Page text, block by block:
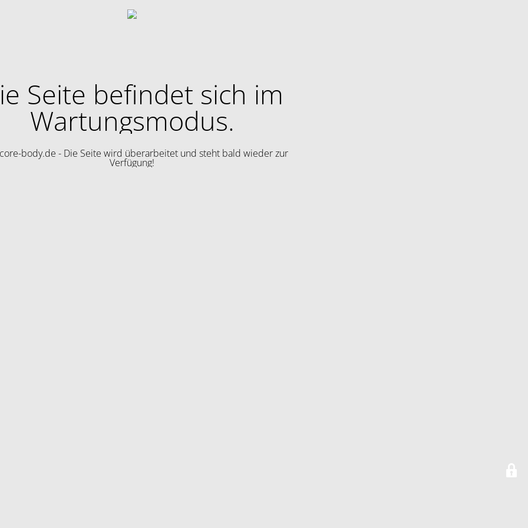
Seite befindet sich im
Wartungsmodus.
body.de - Die Seite wird überarbeitet und steht bald wieder zur
Verfügung!